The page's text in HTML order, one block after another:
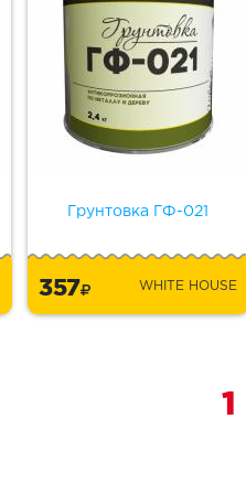
Грунтовка ГФ-021
357 WHITE HOUSE
1